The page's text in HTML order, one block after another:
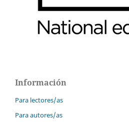
Información
Para lectores/as
Para autores/as